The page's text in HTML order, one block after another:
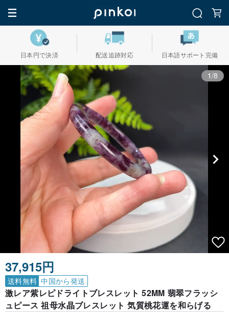
日本円で決済 配送追跡対応 日本語サポート完備
1/8
37,915円
送料無料 中国から発送
激レア紫レピドライトブレスレット 52MM 翡翠フラッシ
ュピース 祖母水晶ブレスレット 気質桃花運を和らげる